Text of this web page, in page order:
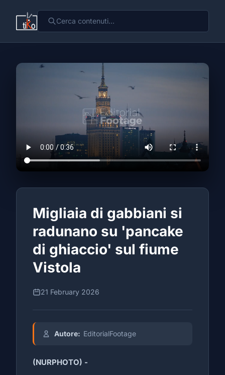
Migliaia di gabbiani si
radunano su 'pancake
di ghiaccio' sul fiume
Vistola
21 February 2026
Autore: EditorialFootage
(NURPHOTO) -